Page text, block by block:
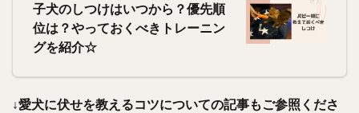
子犬のしつけはいつから？優先順
位は？やっておくべきトレーニン
グを紹介☆
↓愛犬に伏せを教えるコツについての記事もご参照くださ